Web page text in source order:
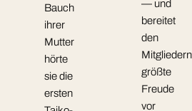
Bauch
ihrer
Mutter
hörte
sie die
ersten
— und
bereitet
den
Mitgliedern
größte
Freude
vor